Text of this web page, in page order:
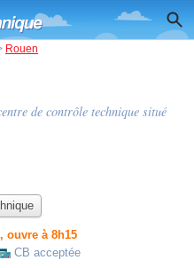
Rouen
de contrôle technique situé
ouvre à 8h15
CB acceptée